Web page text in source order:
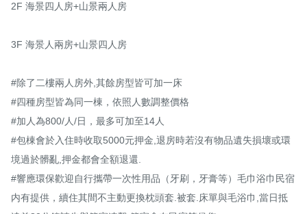
2F 海景四人房+山景兩人房
3F 海景人兩房+山景四人房
#除了二樓兩人房外,其餘房型皆可加一床
#四種房型皆為同一棟，依照人數調整價格
#加人為800/人/日，最多可加至14人
#包棟會於入住時收取5000元押金,退房時若沒有物品遺失損壞或環
境過於髒亂,押金都會全額退還.
#響應環保歡迎自行攜帶一次性用品（牙刷，牙膏等）毛巾浴巾民宿
内有提供，續住其間不主動更換枕頭套.被套.床單與毛浴巾,當日抵